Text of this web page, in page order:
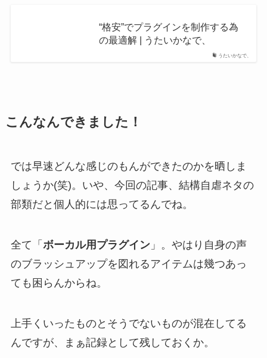
うたいかなで、
“格安”でプラグインを制作する為
の最適解 | うたいかなで、
こんなんできました！
では早速どんな感じのもんができたのかを晒しま
しょうか(笑)。いや、今回の記事、結構自虐ネタの
部類だと個人的には思ってるんでね。
全て「 ボーカル用プラグイン」。やはり自身の声
のブラッシュアップを図れるアイテムは幾つあっ
ても困らんからね。
上手くいったものとそうでないものが混在してる
んですが、まぁ記録として残しておくか。